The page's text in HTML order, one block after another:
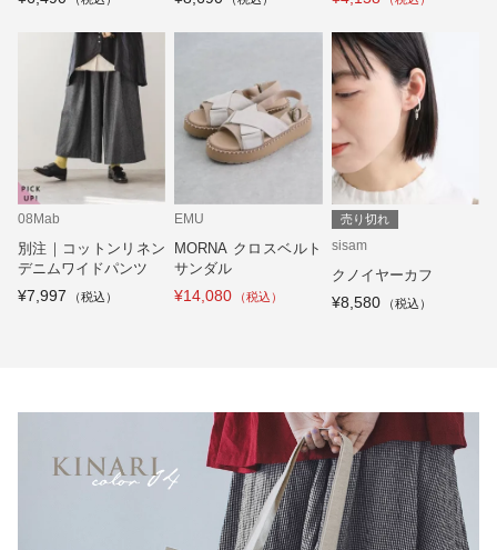
08Mab
別注｜コットンリネン
デニムワイドパンツ
¥7,997
EMU
MORNA クロスベルト
サンダル
¥14,080
売り切れ
sisam
クノイヤーカフ
¥8,580